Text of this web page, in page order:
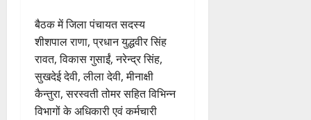
बैठक में जिला पंचायत सदस्य
शीशपाल राणा, प्रधान युद्धवीर सिंह
रावत, विकास गुसाईं, नरेन्द्र सिंह,
सुखदेई देवी, लीला देवी, मीनाक्षी
कैन्तुरा, सरस्वती तोमर सहित विभिन्न
विभागों के अधिकारी एवं कर्मचारी